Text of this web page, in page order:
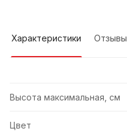
Характеристики Отзывы
Высота максимальная, см
Цвет